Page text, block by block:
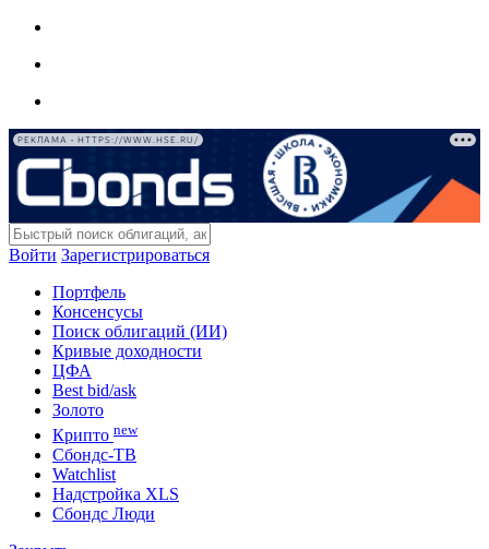
РЕКЛАМА • HTTPS://WWW.HSE.RU/
Войти Зарегистрироваться
Портфель
Консенсусы
Поиск облигаций (ИИ)
Кривые доходности
ЦФА
Best bid/ask
Золото
Крипто new
Сбондс-ТВ
Watchlist
Надстройка XLS
Сбондс Люди